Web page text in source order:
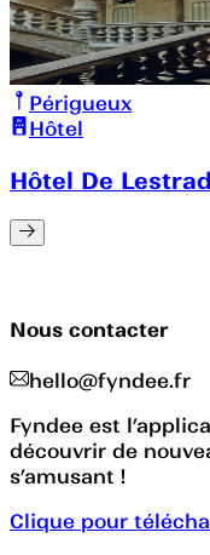
Périgueux
Hôtel
Hôtel De
Nous contacter
hello@fyndee.fr
Fyndee est
découvrir de
s’amusant !
Clique pour